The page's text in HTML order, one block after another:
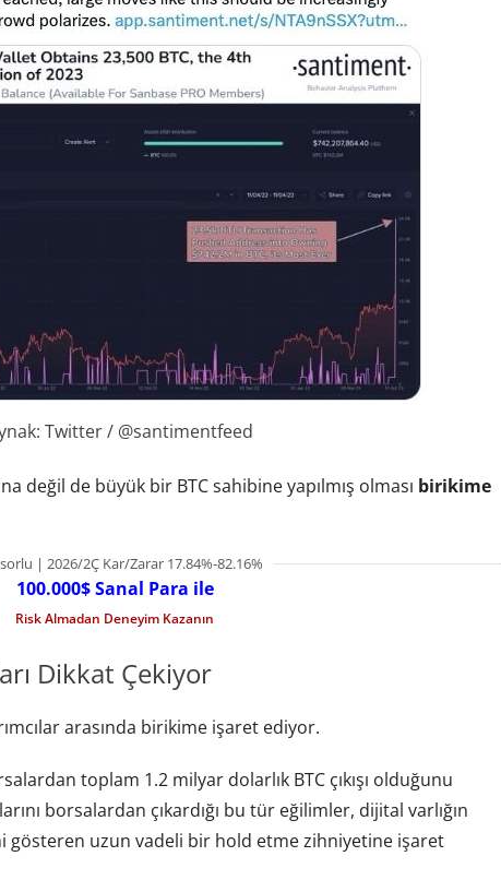
Twitter / @santimentfeed
değil de büyük bir BTC sahibine yapılmış olması birikime
| 2026/2Ç Kar/Zarar 17.84%-82.16%
100.000$ Sanal Para ile
Risk Almadan Deneyim Kazanın
Dikkat Çekiyor
arasında birikime işaret ediyor.
toplam 1.2 milyar dolarlık BTC çıkışı olduğunu
borsalardan çıkardığı bu tür eğilimler, dijital varlığın
gösteren uzun vadeli bir hold etme zihniyetine işaret